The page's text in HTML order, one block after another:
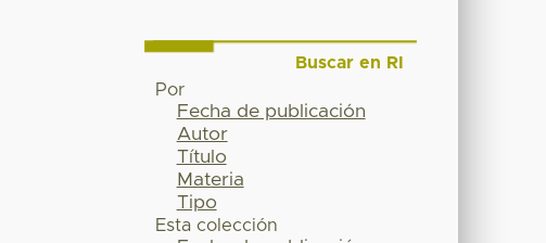
Buscar en RI
Por
Fecha de publicación
Autor
Título
Materia
Tipo
Esta colección